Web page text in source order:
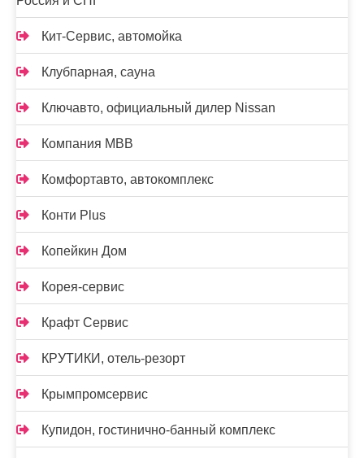
Кит-Сервис, автомойка
Клубпарная, сауна
Ключавто, официальный дилер Nissan
Компания МВВ
Комфортавто, автокомплекс
Конти Plus
Копейкин Дом
Корея-сервис
Крафт Сервис
КРУТИКИ, отель-резорт
Крымпромсервис
Купидон, гостинично-банный комплекс